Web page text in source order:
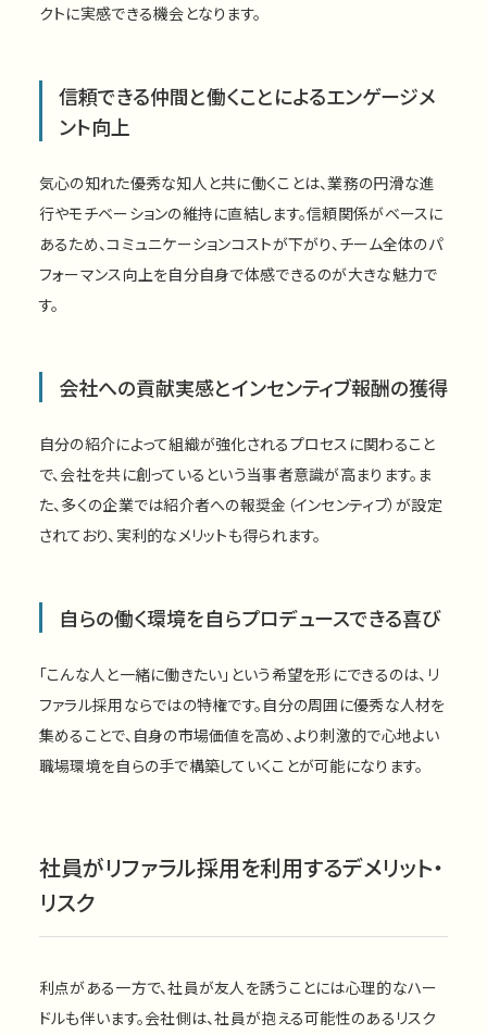
クトに実感できる機会となります。
信頼できる仲間と働くことによるエンゲージメ
ント向上
気心の知れた優秀な知人と共に働くことは、業務の円滑な進
行やモチベーションの維持に直結します。信頼関係がベースに
あるため、コミュニケーションコストが下がり、チーム全体のパ
フォーマンス向上を自分自身で体感できるのが大きな魅力で
す。
会社への貢献実感とインセンティブ報酬の獲得
自分の紹介によって組織が強化されるプロセスに関わること
で、会社を共に創っているという当事者意識が高まります。ま
た、多くの企業では紹介者への報奨金（インセンティブ）が設定
されており、実利的なメリットも得られます。
自らの働く環境を自らプロデュースできる喜び
「こんな人と一緒に働きたい」という希望を形にできるのは、リ
ファラル採用ならではの特権です。自分の周囲に優秀な人材を
集めることで、自身の市場価値を高め、より刺激的で心地よい
職場環境を自らの手で構築していくことが可能になります。
社員がリファラル採用を利用するデメリット・
リスク
利点がある一方で、社員が友人を誘うことには心理的なハー
ドルも伴います。会社側は、社員が抱える可能性のあるリスク